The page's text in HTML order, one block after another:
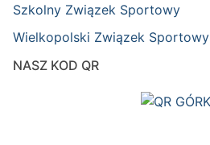
Szkolny Związek Sportowy
Wielkopolski Związek Sportowy
NASZ KOD QR